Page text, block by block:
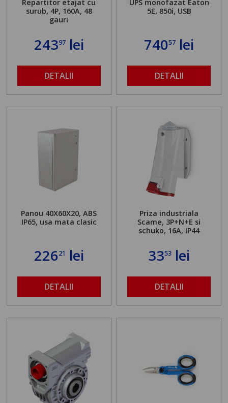
Repartitor etajat cu
surub, 4P, 160A, 48
gauri
24397lei
DETALII
UPS monofazat Eaton
5E, 850i, USB
74057 lei
DETALII
Panou 40X60X20, ABS
IP65, usa mata clasic
22621 lei
DETALII
Priza industriala
Scame, 3P+N+E si
schuko, 16A, IP44
3353 lei
DETALII